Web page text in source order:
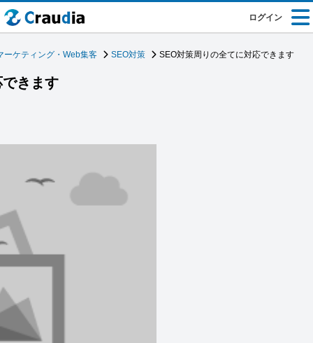
ログイン
ーケティング・Web集客 SEO対策 SEO対策周りの全てに対応できます
きます